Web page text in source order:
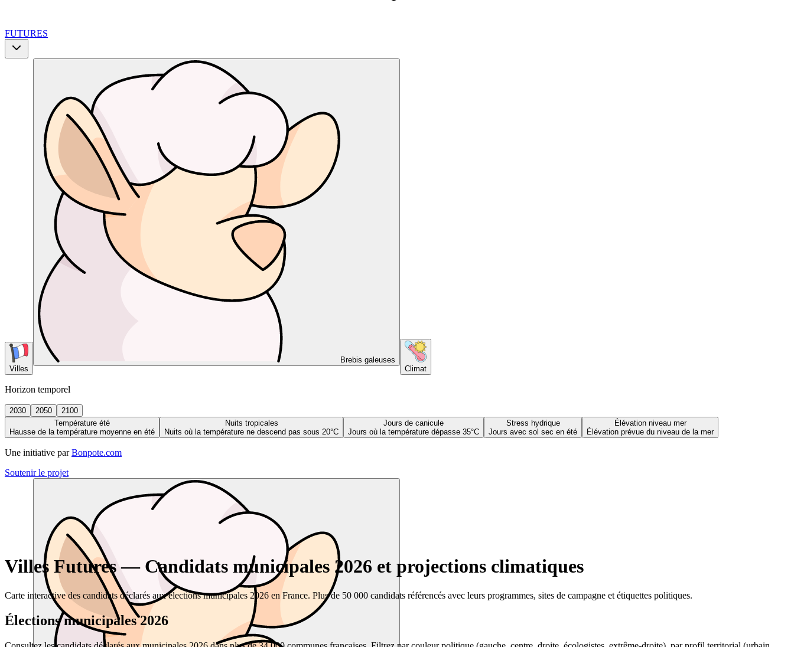
FUTURES
Villes
Brebis galeuses
Climat
Horizon temporel
2030 2050
2100
Température été
Hausse de la température moyenne en été
Nuits tropicales
Nuits où la température ne descend pas sous 20°C
Jours de canicule
Jours où la température dépasse 35°C
Stress hydrique
Jours avec sol sec en été
Élévation niveau mer
Élévation prévue du niveau de la mer
Une initiative par Bonpote.com
Soutenir le projet
Villes Futures — Candidats municipales 2026 et projections climatiques
Carte interactive des candidats déclarés aux élections municipales 2026 en France. Plus de 50 000 candidats référencés avec leurs programmes, sites de campagne et étiquettes politiques.
Élections municipales 2026